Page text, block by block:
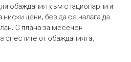
обаждания към стационарни и
цени, без да се налага да
С плана за месечен
спестите от обажданията,